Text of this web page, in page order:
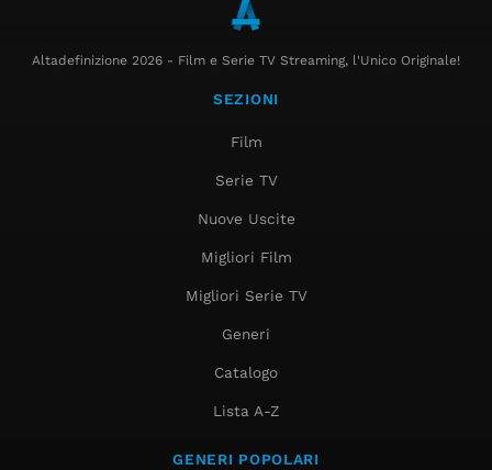
Altadefinizione 2026 - Film e Serie TV Streaming, l'Unico Originale!
SEZIONI
Film
Serie TV
Nuove Uscite
Migliori Film
Migliori Serie TV
Generi
Catalogo
Lista A-Z
GENERI POPOLARI